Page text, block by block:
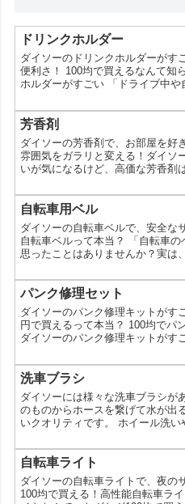
ドリンクホルダー
ダイソーのドリンクホルダーがす
便利さ！ 100均で買えるなんて知
ホルダーがすごい 「ドライブ中
円ショップのダイソーには、そん
ドリンクホルダーが豊富に揃って
ソーのドリンクホルダーの魅力に
ーのドリンクホルダーが人気なの
芳香剤
ダイソーの芳香剤で、お部屋を好
雰囲気をガラリと変える！ダイソ
いが気になるけど、高価な芳香剤
ダイソーで見つかります。それが
の芳香剤の魅力や種類、そして使
す。 なぜダイソーの芳香剤が人
手軽な価格で、気軽に色々な香り
自転車用ベル
ダイソーの自転車ベルで、安全な
自転車ベルって本当？ 「自転車
思ったことはありませんか？実は
転車ベルの魅力や、選び方、そし
なぜダイソーの自転車ベルが人気
円という価格なので、気軽に色々
す。 【2位】 デザインが豊富！
パンク修理セット
ダイソーのパンク修理キットがす
円で買えるって本当？ 100均でパ
ダイソーのパンク修理キットがす
実は、100円ショップのダイソー
るほどの高品質なパンク修理キッ
ダイソーのパンク修理キットの
イソーのパンク修理キットが人気
洗車ブラシ
ダイソーには様々な洗車ブラシが
のものからホースを繋げて水が出
いクオリティです。 ホイール洗い
カにしよう！ 100円ショップのダ
える、高機能な洗車ブラシが種類
円とは思えない高品質で、手洗い
な種類で、車のあらゆる部分にぴ
自転車ライト
ダイソーの自転車ライトで、夜の
100均で買える！高性能自転車ラ